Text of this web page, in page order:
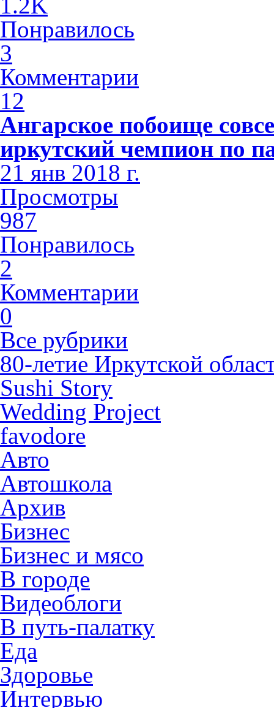
Понравилось
3
Комментарии
12
Ангарское побоище
иркутский чемпион по
21 янв 2018 г.
Просмотры
987
Понравилось
2
Комментарии
0
Все рубрики
80-летие Иркутской
Sushi Story
Wedding Project
favodore
Авто
Автошкола
Архив
Бизнес
Бизнес и мясо
В городе
Видеоблоги
В путь-палатку
Еда
Здоровье
Интервью